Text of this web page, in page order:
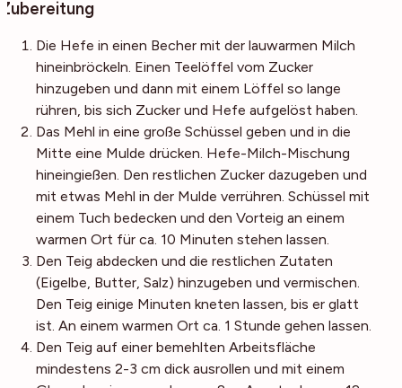
Zubereitung
Die Hefe in einen Becher mit der lauwarmen Milch
hineinbröckeln. Einen Teelöffel vom Zucker
hinzugeben und dann mit einem Löffel so lange
rühren, bis sich Zucker und Hefe aufgelöst haben.
Das Mehl in eine große Schüssel geben und in die
Mitte eine Mulde drücken. Hefe-Milch-Mischung
hineingießen. Den restlichen Zucker dazugeben und
mit etwas Mehl in der Mulde verrühren. Schüssel mit
einem Tuch bedecken und den Vorteig an einem
warmen Ort für ca. 10 Minuten stehen lassen.
Den Teig abdecken und die restlichen Zutaten
(Eigelbe, Butter, Salz) hinzugeben und vermischen.
Den Teig einige Minuten kneten lassen, bis er glatt
ist. An einem warmen Ort ca. 1 Stunde gehen lassen.
Den Teig auf einer bemehlten Arbeitsfläche
mindestens 2-3 cm dick ausrollen und mit einem